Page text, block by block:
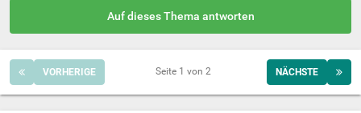
Auf dieses Thema antworten
VORHERIGE NÄCHSTE
Seite 1 von 2